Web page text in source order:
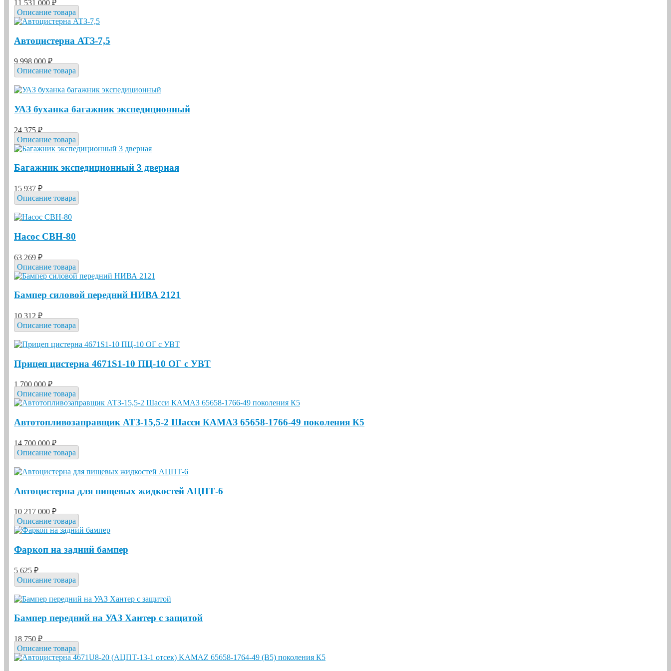
11 531 000 ₽
Описание товара
Автоцистерна АТЗ-7,5
9 998 000 ₽
Описание товара
УАЗ буханка багажник экспедиционный
24 375 ₽
Описание товара
Багажник экспедиционный 3 дверная
15 937 ₽
Описание товара
Насос СВН-80
63 269 ₽
Описание товара
Бампер силовой передний НИВА 2121
10 312 ₽
Описание товара
Прицеп цистерна 4671S1-10 ПЦ-10 ОГ с УВТ
1 700 000 ₽
Описание товара
Автотопливозаправщик АТЗ-15,5-2 Шасси КАМАЗ 65658-1766-49 поколения К5
14 700 000 ₽
Описание товара
Автоцистерна для пищевых жидкостей АЦПТ-6
10 217 000 ₽
Описание товара
Фаркоп на задний бампер
5 625 ₽
Описание товара
Бампер передний на УАЗ Хантер с защитой
18 750 ₽
Описание товара